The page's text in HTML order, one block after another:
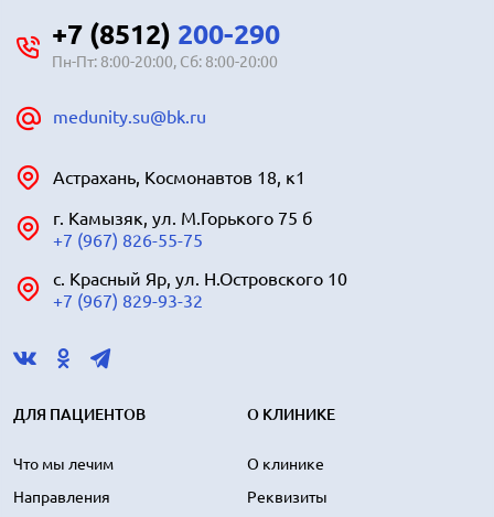
+7 (8512) 200-290
Пн-Пт: 8:00-20:00, Сб: 8:00-20:00
medunity.su@bk.ru
Астрахань, Космонавтов 18, к1
г. Камызяк, ул. М.Горького 75 б
+7 (967) 826-55-75
с. Красный Яр, ул. Н.Островского 10
+7 (967) 829-93-32
ДЛЯ ПАЦИЕНТОВ
Что мы лечим
Направления
О КЛИНИКЕ
О клинике
Реквизиты